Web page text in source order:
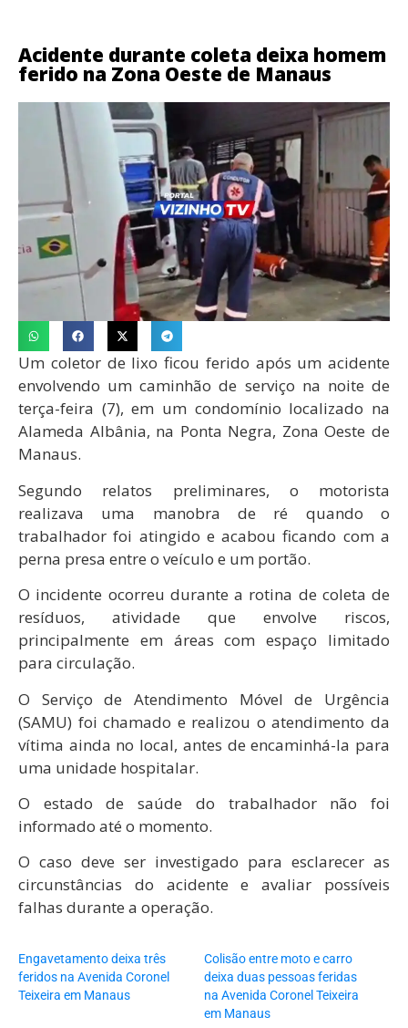
Acidente durante coleta deixa homem
ferido na Zona Oeste de Manaus
Um coletor de lixo ficou ferido após um acidente
envolvendo um caminhão de serviço na noite de
terça-feira (7), em um condomínio localizado na
Alameda Albânia, na Ponta Negra, Zona Oeste de
Manaus.
Segundo relatos preliminares, o motorista
realizava uma manobra de ré quando o
trabalhador foi atingido e acabou ficando com a
perna presa entre o veículo e um portão.
O incidente ocorreu durante a rotina de coleta de
resíduos, atividade que envolve riscos,
principalmente em áreas com espaço limitado
para circulação.
O Serviço de Atendimento Móvel de Urgência
(SAMU) foi chamado e realizou o atendimento da
vítima ainda no local, antes de encaminhá-la para
uma unidade hospitalar.
O estado de saúde do trabalhador não foi
informado até o momento.
O caso deve ser investigado para esclarecer as
circunstâncias do acidente e avaliar possíveis
falhas durante a operação.
Engavetamento deixa três
feridos na Avenida Coronel
Teixeira em Manaus
Colisão entre moto e carro
deixa duas pessoas feridas
na Avenida Coronel Teixeira
em Manaus